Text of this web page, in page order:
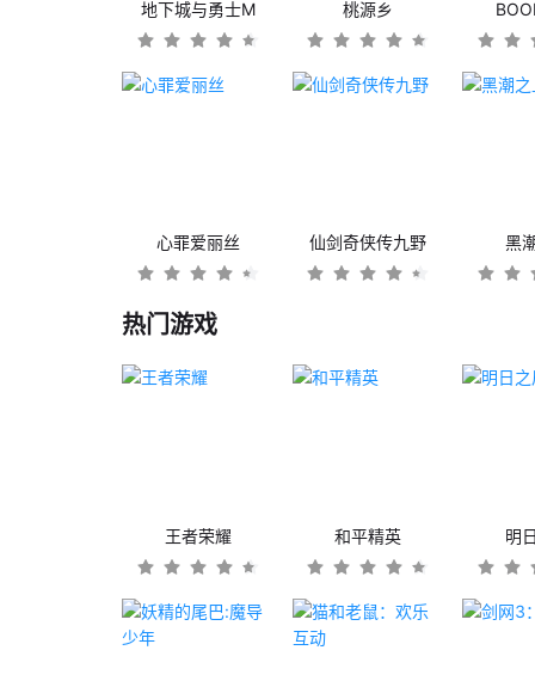
地下城与勇士M 桃源乡
心罪爱丽丝 仙剑奇侠传九野 黑
热门游戏
王者荣耀 和平精英 明